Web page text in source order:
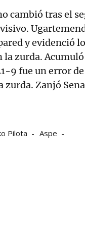
cambió tras el
y evidenció
la zurda.
9 fue un error
zurda. Zanjó
Pilota
Aspe